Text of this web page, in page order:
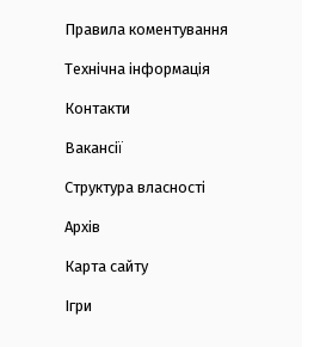
Правила коментування
Технічна інформація
Контакти
Вакансії
Структура власності
Архів
Карта сайту
Ігри